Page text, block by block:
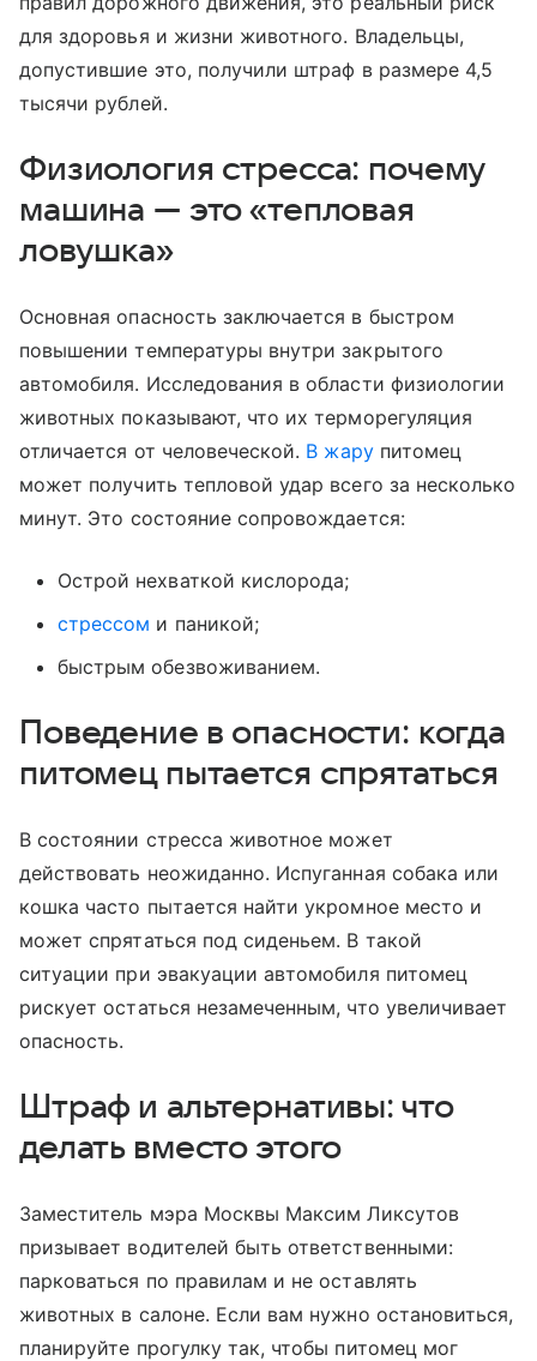
для здоровья и жизни животного. Владельцы,
допустившие это, получили штраф в размере 4,5
тысячи рублей.
Физиология стресса: почему
машина — это «тепловая
ловушка»
Основная опасность заключается в быстром
повышении температуры внутри закрытого
автомобиля. Исследования в области физиологии
животных показывают, что их терморегуляция
отличается от человеческой. В жарупитомец
может получить тепловой удар всего за несколько
минут. Это состояние сопровождается:
Острой нехваткой кислорода;
стрессом и паникой;
быстрым обезвоживанием.
Поведение в опасности: когда
питомец пытается спрятаться
В состоянии стресса животное может
действовать неожиданно. Испуганная собака или
кошка часто пытается найти укромное место и
может спрятаться под сиденьем. В такой
ситуации при эвакуации автомобиля питомец
рискует остаться незамеченным, что увеличивает
опасность.
Штраф и альтернативы: что
делать вместо этого
Заместитель мэра Москвы Максим Ликсутов
призывает водителей быть ответственными:
парковаться по правилам и не оставлять
животных в салоне. Если вам нужно остановиться,
планируйте прогулку так, чтобы питомец мог